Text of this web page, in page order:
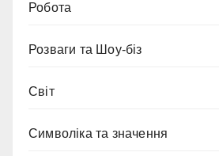
Робота
Розваги та Шоу-біз
Світ
Символіка та значення